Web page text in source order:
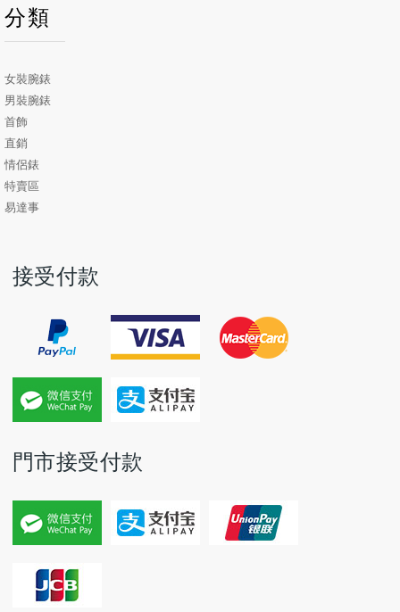
分類
女裝腕錶
男裝腕錶
首飾
直銷
情侶錶
特賣區
易達事
接受付款
門市接受付款